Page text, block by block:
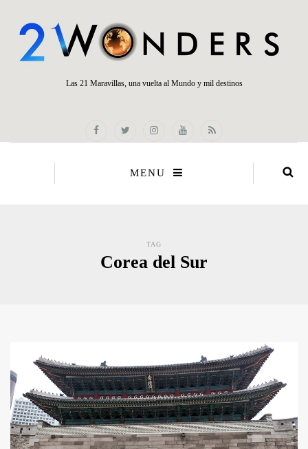
Las 21 Maravillas, una vuelta al Mundo y mil destinos
MENU
TAG
Corea del Sur